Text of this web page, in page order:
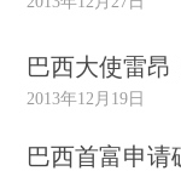
巴西大使雷昂
2013年12月19日
巴西首富申请